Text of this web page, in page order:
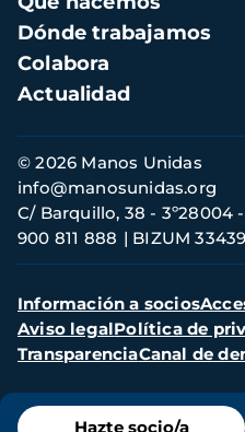
Menú
Hazte socio/a
Dónde trabajamos
Colabora
Actualidad
Información
de
contacto
© 2026 Manos Unidas
C/ Barquillo, 38 - 3º28004
900 811 888
BIZUM 33439
info@manosunidas.org
Menú
secundario
Información a socios
Aviso legalPolítica de
TransparenciaCanal de